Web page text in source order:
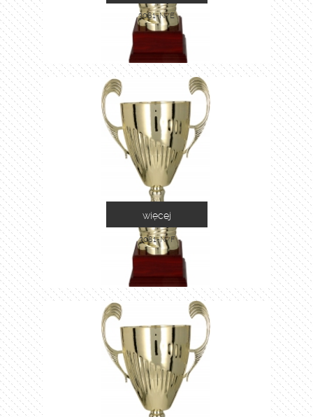
3081-N/E
3081-N/F
więcej